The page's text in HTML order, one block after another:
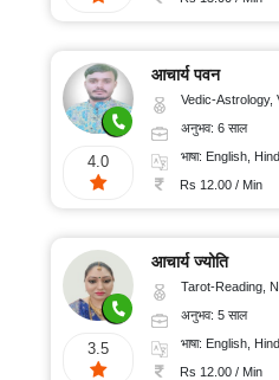
4.0
आचार्य पवन
Vedic-Astrology,
अनुभव: 6 साल
भाषा: English,
Rs 12.00 / Min
3.5
आचार्य ज्योति
Tarot-Reading,
अनुभव: 5 साल
भाषा: English,
Rs 12.00 / Min